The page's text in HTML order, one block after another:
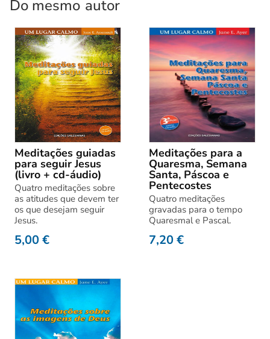
Do mesmo autor
Meditações guiadas
para seguir Jesus
(livro + cd-áudio)
Quatro meditações sobre
as atitudes que devem ter
os que desejam seguir
Jesus.
5,00€
Meditações para a
Quaresma, Semana
Santa, Páscoa e
Pentecostes
Quatro meditações
gravadas para o tempo
Quaresmal e Pascal.
7,20€